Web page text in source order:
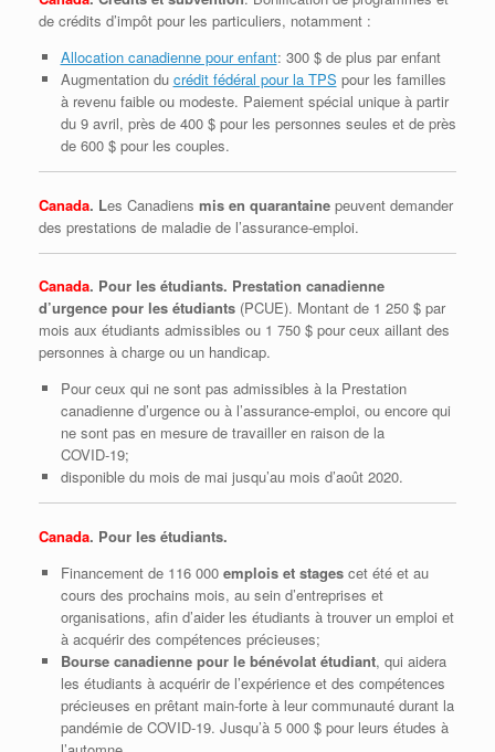
de crédits d’impôt pour les particuliers, notamment :
Allocation canadienne pour enfant: 300 $ de plus par enfant
Augmentation du crédit fédéral pour la TPS pour les familles
à revenu faible ou modeste. Paiement spécial unique à partir
du 9 avril, près de 400 $ pour les personnes seules et de près
de 600 $ pour les couples.
Canada. Les Canadiens mis en quarantaine peuvent demander
des prestations de maladie de l’assurance-emploi.
Canada. Pour les étudiants. Prestation canadienne
d’urgence pour les étudiants (PCUE). Montant de 1 250 $ par
mois aux étudiants admissibles ou 1 750 $ pour ceux aillant des
personnes à charge ou un handicap.
Pour ceux qui ne sont pas admissibles à la Prestation
canadienne d’urgence ou à l’assurance‑emploi, ou encore qui
ne sont pas en mesure de travailler en raison de la
COVID‑19;
disponible du mois de mai jusqu’au mois d’août 2020.
Canada. Pour les étudiants.
Financement de 116 000 emplois et stagescet été et au
cours des prochains mois, au sein d’entreprises et
organisations, afin d’aider les étudiants à trouver un emploi et
à acquérir des compétences précieuses;
Bourse canadienne pour le bénévolat étudiant, qui aidera
les étudiants à acquérir de l’expérience et des compétences
précieuses en prêtant main‑forte à leur communauté durant la
pandémie de COVID‑19. Jusqu’à 5 000 $ pour leurs études à